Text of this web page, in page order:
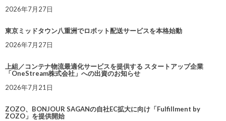
2026年7月27日
東京ミッドタウン八重洲でロボット配送サービスを本格始動
2026年7月27日
上組／コンテナ物流最適化サービスを提供する スタートアップ企業
「OneStream株式会社」への出資のお知らせ
2026年7月21日
ZOZO、BONJOUR SAGANの自社EC拡大に向け「Fulfillment by
ZOZO」を提供開始